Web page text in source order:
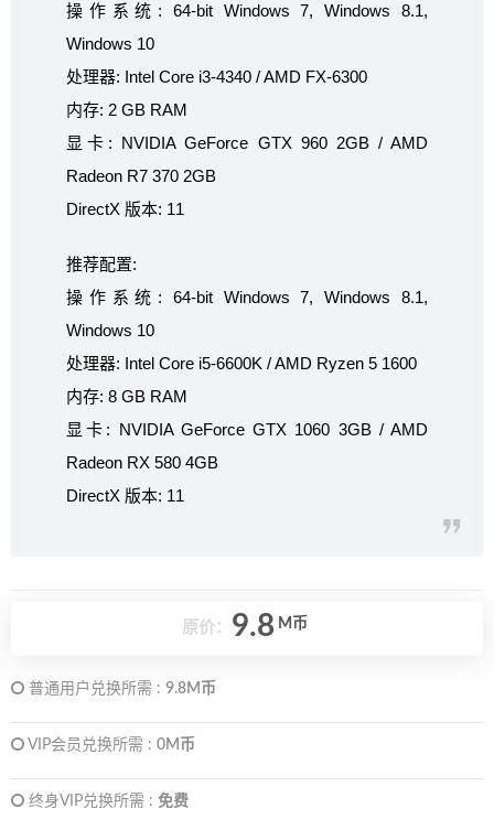
操作系统: 64-bit Windows 7, Windows 8.1,
Windows 10
处理器: Intel Core i3-4340 / AMD FX-6300
内存: 2 GB RAM
显卡: NVIDIA GeForce GTX 960 2GB / AMD
Radeon R7 370 2GB
DirectX 版本: 11
推荐配置:
操作系统: 64-bit Windows 7, Windows 8.1,
Windows 10
处理器: Intel Core i5-6600K / AMD Ryzen 5 1600
内存: 8 GB RAM
显卡: NVIDIA GeForce GTX 1060 3GB / AMD
Radeon RX 580 4GB
DirectX 版本: 11
原价： 9.8 M币
普通用户兑换所需 : 9.8M币
VIP会员兑换所需 : 0M币
终身VIP兑换所需 : 免费